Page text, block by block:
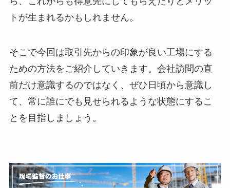
トが生まれるかもしれません。
そこで今回は取引先からの印象が良い工場にする
ための方法をご紹介していきます。会社訪問の直
前だけ意識するのではなく、ぜひ日頃から意識し
て、常に誰にでも見せられるような状態にするこ
とを目指しましょう。